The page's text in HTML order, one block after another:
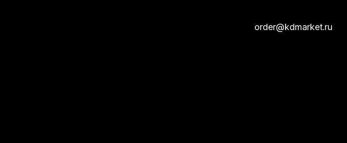
order@kdmarket.ru